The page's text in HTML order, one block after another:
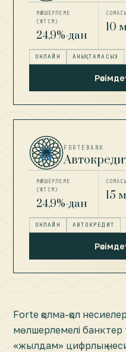
МӨЛШЕРЛЕМЕ
(ЖТСМ)
24,9%-дан
10
ОНЛАЙН АНЫҚТАМАСЫЗ
FORTEBANK
МӨЛШЕРЛЕМЕ
(ЖТСМ)
24,9%-дан
15
ОНЛАЙН АВТОКРЕДИТ
Forte қолма-қол
мөлшерлемелі банктер
«жылдам» цифрлық